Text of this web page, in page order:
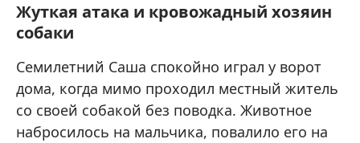
Жуткая атака и кровожадный хозяин
собаки
Семилетний Саша спокойно играл у ворот
дома, когда мимо проходил местный житель
со своей собакой без поводка. Животное
набросилось на мальчика, повалило его на